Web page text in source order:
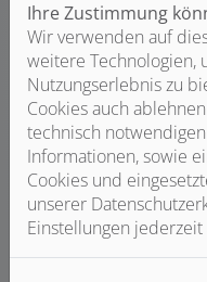
Vorname*
Nachname*
Straße
Ihre Zustimmung
Wir verwenden auf
weitere Technologien,
Nutzungserlebnis zu
Cookies auch
technisch
Informationen, sowie
Cookies und
unserer
Einstellungen